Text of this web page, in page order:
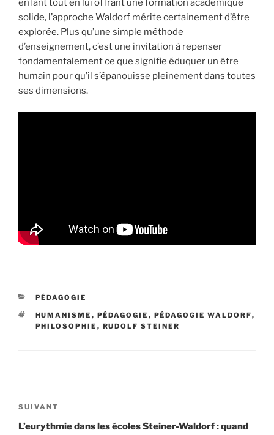
enfant tout en lui offrant une formation académique
solide, l’approche Waldorf mérite certainement d’être
explorée. Plus qu’une simple méthode
d’enseignement, c’est une invitation à repenser
fondamentalement ce que signifie éduquer un être
humain pour qu’il s’épanouisse pleinement dans toutes
ses dimensions.
PÉDAGOGIE
HUMANISME , PÉDAGOGIE , PÉDAGOGIE WALDORF,
PHILOSOPHIE , RUDOLF STEINER
SUIVANT
L’eurythmie dans les écoles Steiner-Waldorf : quand